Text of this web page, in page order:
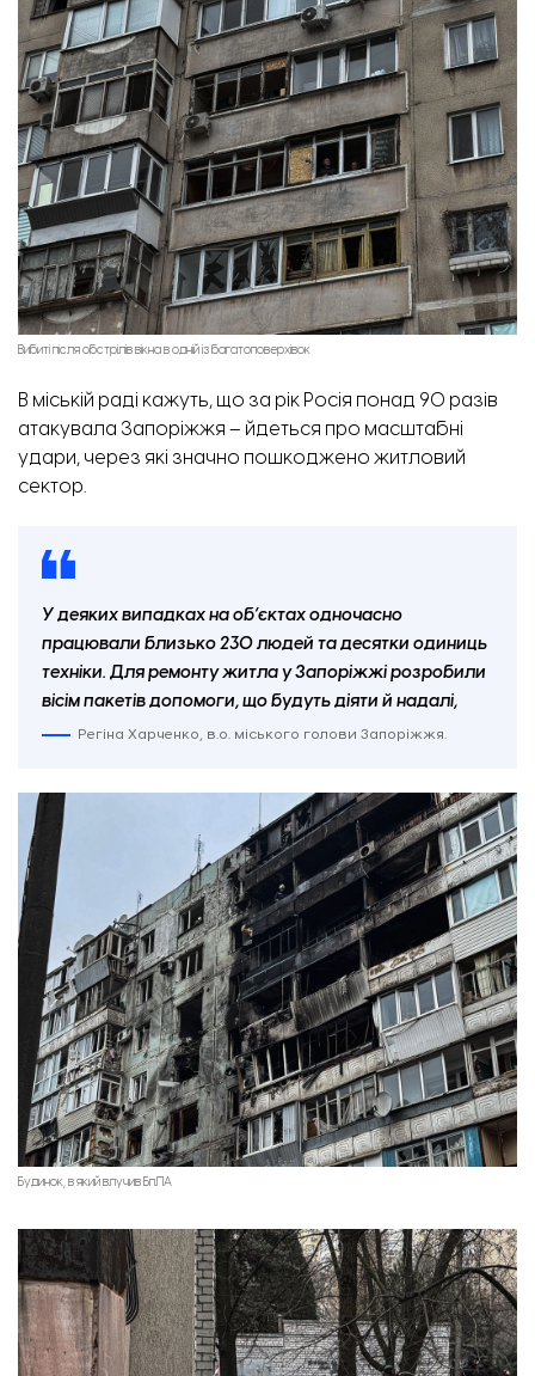
Вибиті після обстрілів вікна в одній із багатоповерхівок
В міській раді кажуть, що за рік Росія понад 90 разів
атакувала Запоріжжя – йдеться про масштабні
удари, через які значно пошкоджено житловий
сектор.
У деяких випадках на об’єктах одночасно
працювали близько 230 людей та десятки одиниць
техніки. Для ремонту житла у Запоріжжі розробили
вісім пакетів допомоги, що будуть діяти й надалі,
Регіна Харченко, в.о. міського голови Запоріжжя.
Будинок, в який влучив БпЛА